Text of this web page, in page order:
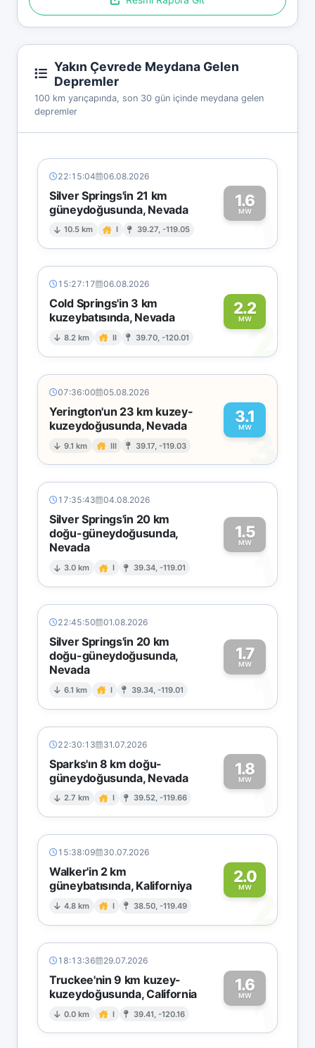
Yakın Çevrede Meydana Gelen
Depremler
100 km yarıçapında, son 30 gün içinde meydana gelen
depremler
22:15:04 06.08.2026
Silver Springs'in 21 km
güneydoğusunda, Nevada
10.5 km I 39.27, -119.05
1.6
MW1
15:27:17 06.08.2026
Cold Springs'in 3 km
kuzeybatısında, Nevada
8.2 km II 39.70, -120.01
2.2
MW
2
07:36:00 05.08.2026
Yerington'un 23 km kuzey-
kuzeydoğusunda, Nevada
9.1 km III 39.17, -119.03
3.1
MW
3
17:35:43 04.08.2026
Silver Springs'in 20 km
doğu-güneydoğusunda,
Nevada
3.0 km I 39.34, -119.01
1.5
MW
1
22:45:50 01.08.2026
Silver Springs'in 20 km
doğu-güneydoğusunda,
Nevada
6.1 km I 39.34, -119.01
1.7
MW
1
22:30:13 31.07.2026
Sparks'ın 8 km doğu-
güneydoğusunda, Nevada
2.7 km I 39.52, -119.66
1.8
MW1
15:38:09 30.07.2026
Walker'in 2 km
güneybatısında, Kaliforniya
4.8 km I 38.50, -119.49
2.0
MW
2
18:13:36 29.07.2026
Truckee'nin 9 km kuzey-
kuzeydoğusunda, California
0.0 km I 39.41, -120.16
1.6
MW1